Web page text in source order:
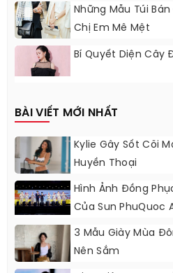
Những Mẫu Túi
Chị Em Mê Mệt
Bí Quyết Diện Cây
BÀI VIẾT MỚI NHẤT
Kylie Gây Sốt Cõi
Huyền Thoại
Hình Ảnh Đồng
Của Sun PhuQuoc
3 Mẫu Giày Mùa
Nên Sắm